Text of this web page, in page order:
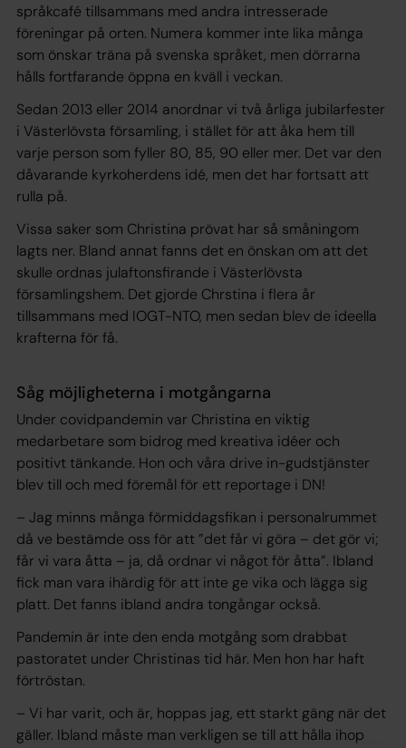
språkcafé tillsammans med andra intresserade
föreningar på orten. Numera kommer inte lika många
som önskar träna på svenska språket, men dörrarna
hålls fortfarande öppna en kväll i veckan.
Sedan 2013 eller 2014 anordnar vi två årliga jubilarfester
i Västerlövsta församling, i stället för att åka hem till
varje person som fyller 80, 85, 90 eller mer. Det var den
dåvarande kyrkoherdens idé, men det har fortsatt att
rulla på.
Vissa saker som Christina prövat har så småningom
lagts ner. Bland annat fanns det en önskan om att det
skulle ordnas julaftonsfirande i Västerlövsta
församlingshem. Det gjorde Chrstina i flera år
tillsammans med IOGT-NTO, men sedan blev de ideella
krafterna för få.
Såg möjligheterna i motgångarna
Under covidpandemin var Christina en viktig
medarbetare som bidrog med kreativa idéer och
positivt tänkande. Hon och våra drive in-gudstjänster
blev till och med föremål för ett reportage i DN!
– Jag minns många förmiddagsfikan i personalrummet
då ve bestämde oss för att ”det får vi göra – det gör vi;
får vi vara åtta – ja, då ordnar vi något för åtta”. Ibland
fick man vara ihärdig för att inte ge vika och lägga sig
platt. Det fanns ibland andra tongångar också.
Pandemin är inte den enda motgång som drabbat
pastoratet under Christinas tid här. Men hon har haft
förtröstan.
– Vi har varit, och är, hoppas jag, ett starkt gäng när det
gäller. Ibland måste man verkligen se till att hålla ihop